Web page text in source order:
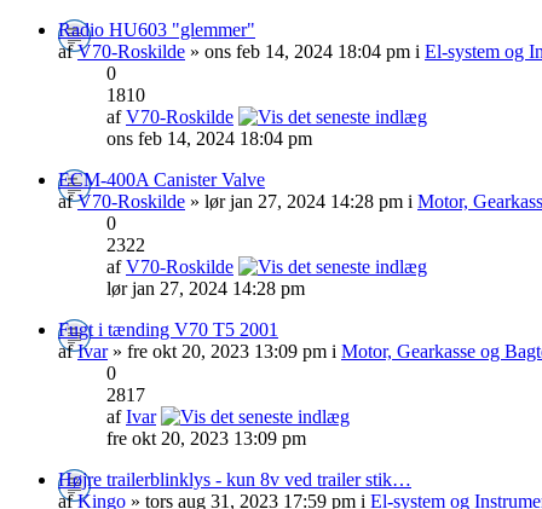
Radio HU603 "glemmer"
afV70-Roskilde » ons feb 14, 2024 18:04 pm i El-system og
0
1810
afV70-Roskilde
ons feb 14, 2024 18:04 pm
ECM-400A Canister Valve
afV70-Roskilde » lør jan 27, 2024 14:28 pm i Motor,
0
2322
afV70-Roskilde
lør jan 27, 2024 14:28 pm
Fugt i tænding V70 T5 2001
afIvar» fre okt 20, 2023 13:09 pm i Motor, Gearkasse og
0
2817
afIvar
fre okt 20, 2023 13:09 pm
Højre trailerblinklys - kun 8v ved trailer stik…
afKingo » tors aug 31, 2023 17:59 pm i El-system og